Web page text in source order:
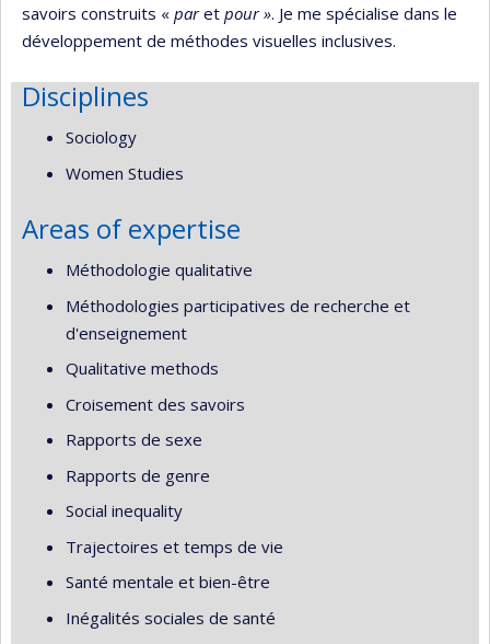
savoirs construits « paret pour ». Je me spécialise dans le
développement de méthodes visuelles inclusives.
Disciplines
Sociology
Women Studies
Areas of expertise
Méthodologie qualitative
Méthodologies participatives de recherche et
d'enseignement
Qualitative methods
Croisement des savoirs
Rapports de sexe
Rapports de genre
Social inequality
Trajectoires et temps de vie
Santé mentale et bien-être
Inégalités sociales de santé